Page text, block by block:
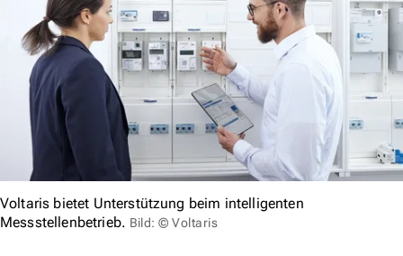
Voltaris bietet Unterstützung beim intelligenten
Messstellenbetrieb. Bild: © Voltaris